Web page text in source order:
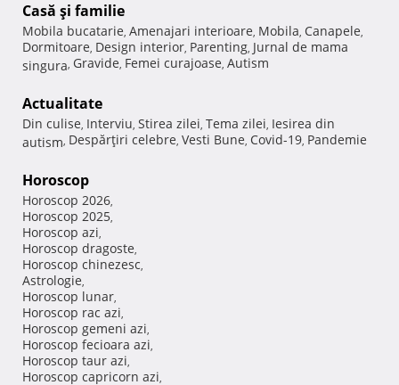
Casă şi familie
Mobila bucatarie, Amenajari interioare, Mobila, Canapele,
Dormitoare, Design interior, Parenting, Jurnal de mama
singura, Gravide, Femei curajoase, Autism
Actualitate
Din culise, Interviu, Stirea zilei, Tema zilei, Iesirea din
autism, Despărţiri celebre, Vesti Bune, Covid-19, Pandemie
Horoscop
Horoscop 2026,
Horoscop 2025,
Horoscop azi,
Horoscop dragoste,
Horoscop chinezesc,
Astrologie,
Horoscop lunar,
Horoscop rac azi,
Horoscop gemeni azi,
Horoscop fecioara azi,
Horoscop taur azi,
Horoscop capricorn azi,